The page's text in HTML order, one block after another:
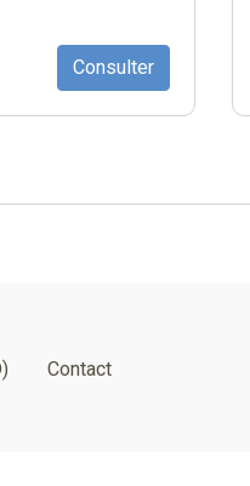
Consulter
Contact